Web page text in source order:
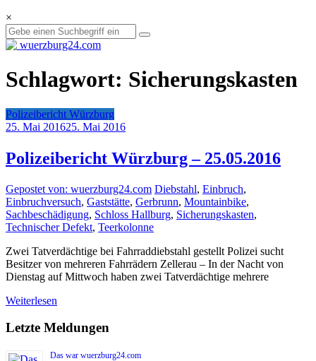
×
Schlagwort: Sicherungskasten
Polizeibericht Würzburg
25. Mai 201625. Mai 2016
Polizeibericht Würzburg – 25.05.2016
Gepostet von: wuerzburg24.com Diebstahl, Einbruch,
Einbruchversuch, Gaststätte, Gerbrunn, Mountainbike,
Sachbeschädigung, Schloss Hallburg, Sicherungskasten,
Technischer Defekt, Teerkolonne
Zwei Tatverdächtige bei Fahrraddiebstahl gestellt Polizei sucht
Besitzer von mehreren Fahrrädern Zellerau – In der Nacht von
Dienstag auf Mittwoch haben zwei Tatverdächtige mehrere
Weiterlesen
Letzte Meldungen
Das war wuerzburg24.com